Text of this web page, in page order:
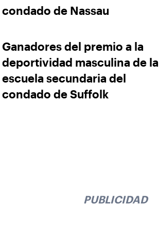
condado de Nassau
Ganadores del premio a la
deportividad masculina de la
escuela secundaria del
condado de Suffolk
PUBLICIDAD